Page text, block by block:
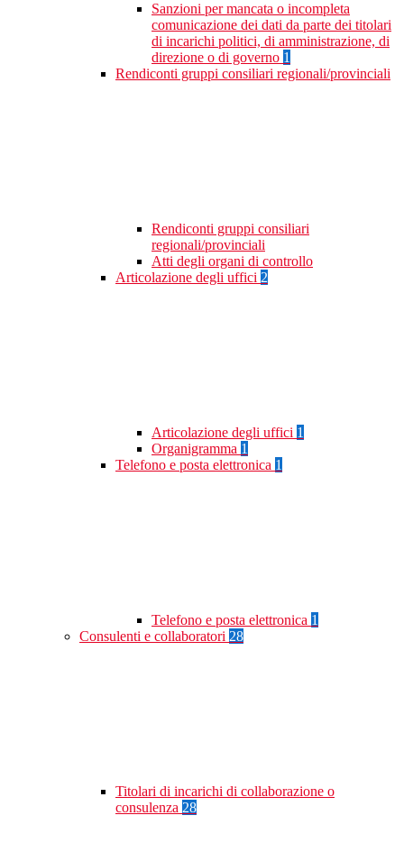
Sanzioni per mancata o incompleta
comunicazione dei dati da parte dei titolari
di incarichi politici, di amministrazione, di
direzione o di governo 1
Rendiconti gruppi consiliari regionali/provinciali
Rendiconti gruppi consiliari
regionali/provinciali
Atti degli organi di controllo
Articolazione degli uffici 2
Articolazione degli uffici 1
Organigramma 1
Telefono e posta elettronica 1
Telefono e posta elettronica 1
Consulenti e collaboratori 28
Titolari di incarichi di collaborazione o
consulenza 28